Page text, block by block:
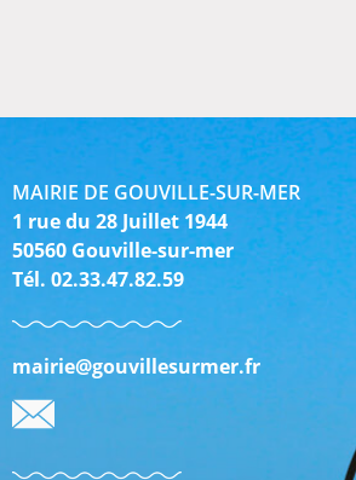
MAIRIE DE GOUVILLE-SUR-MER
1 rue du 28 Juillet 1944
50560 Gouville-sur-mer
Tél. 02.33.47.82.59
mairie@gouvillesurmer.fr